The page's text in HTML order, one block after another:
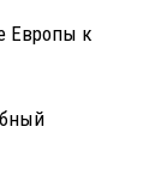
Европы к